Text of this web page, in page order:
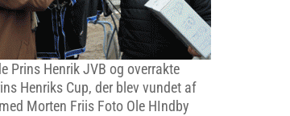
Prins Henrik JVB og overrakte
Henriks Cup, der blev vundet af
Morten Friis Foto Ole HIndby